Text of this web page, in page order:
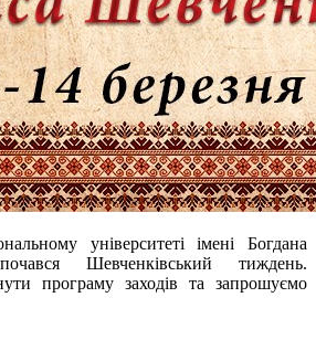
університеті імені Богдана
Шевченківський тиждень.
програму заходів та запрошуємо